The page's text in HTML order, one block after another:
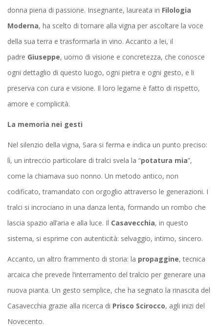
donna piena di passione. Insegnante, laureata in Filologia
Moderna, ha scelto di tornare alla vigna per ascoltare la voce
della sua terra e trasformarla in vino. Accanto a lei, il
padre Giuseppe, uomo di visione e concretezza, che conosce
ogni dettaglio di questo luogo, ogni pietra e ogni gesto, e li
preserva con cura e visione. Il loro legame è fatto di rispetto,
amore e complicità.
La memoria nei gesti
Nel silenzio della vigna, Sara si ferma e indica un punto preciso:
lì, un intreccio particolare di tralci svela la “potatura mia”,
come la chiamava suo nonno. Un metodo antico, non
codificato, tramandato con orgoglio attraverso le generazioni. I
tralci si incrociano in una danza lenta, formando un rombo che
lascia spazio all’aria e alla luce. Il Casavecchia, in questo
sistema, si esprime con autenticità: selvaggio, intimo, sincero.
Accanto, un altro frammento di storia: la propaggine, tecnica
arcaica che prevede l’interramento del tralcio per generare una
nuova pianta. Un gesto semplice, che ha segnato la rinascita del
Casavecchia grazie alla ricerca di Prisco Scirocco, agli inizi del
Novecento.